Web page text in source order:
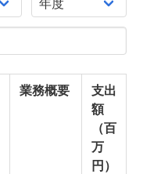
業務概要
支出
額
（百
万
円）